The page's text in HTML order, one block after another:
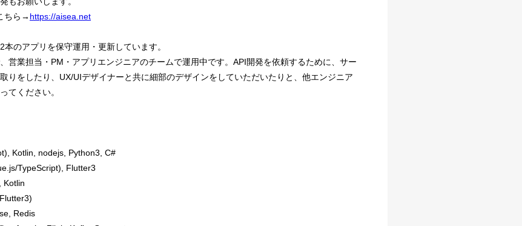
ちら→ https://aisea.net
のアプリを保守運用・更新しています。
営業担当・PM・アプリエンジニアのチームで運用中です。API開発を依頼するために、サー
りをしたり、UX/UIデザイナーと共に細部のデザインをしていただいたりと、他エンジニア
てください。
Kotlin, nodejs, Python3, C#
TypeScript), Flutter3
Kotlin
Redis